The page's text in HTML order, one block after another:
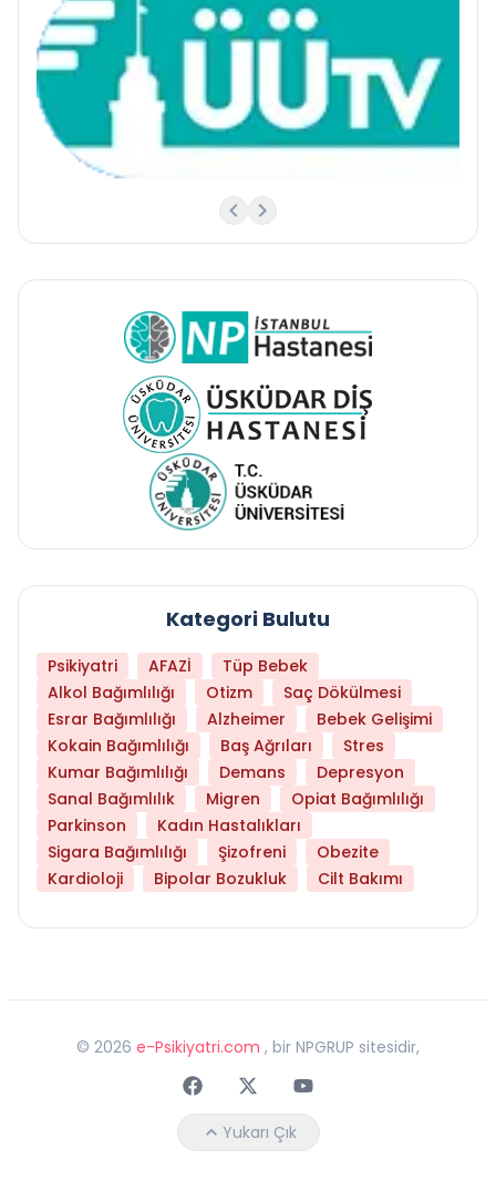
Kategori Bulutu
Psikiyatri AFAZİ
Tüp Bebek
Alkol Bağımlılığı
Otizm
Saç Dökülmesi
Esrar Bağımlılığı
Alzheimer
Bebek Gelişimi
Kokain Bağımlılığı
Baş Ağrıları
Stres
Kumar Bağımlılığı
Demans
Depresyon
Sanal Bağımlılık
Migren
Opiat Bağımlılığı
Parkinson
Kadın Hastalıkları
Sigara Bağımlılığı
Şizofreni
Obezite
Kardioloji
Bipolar Bozukluk Cilt Bakımı
© 2026 e-Psikiyatri.com , bir NPGRUP sitesidir,
FaceebokTwitterYoutube
Yukarı Çık